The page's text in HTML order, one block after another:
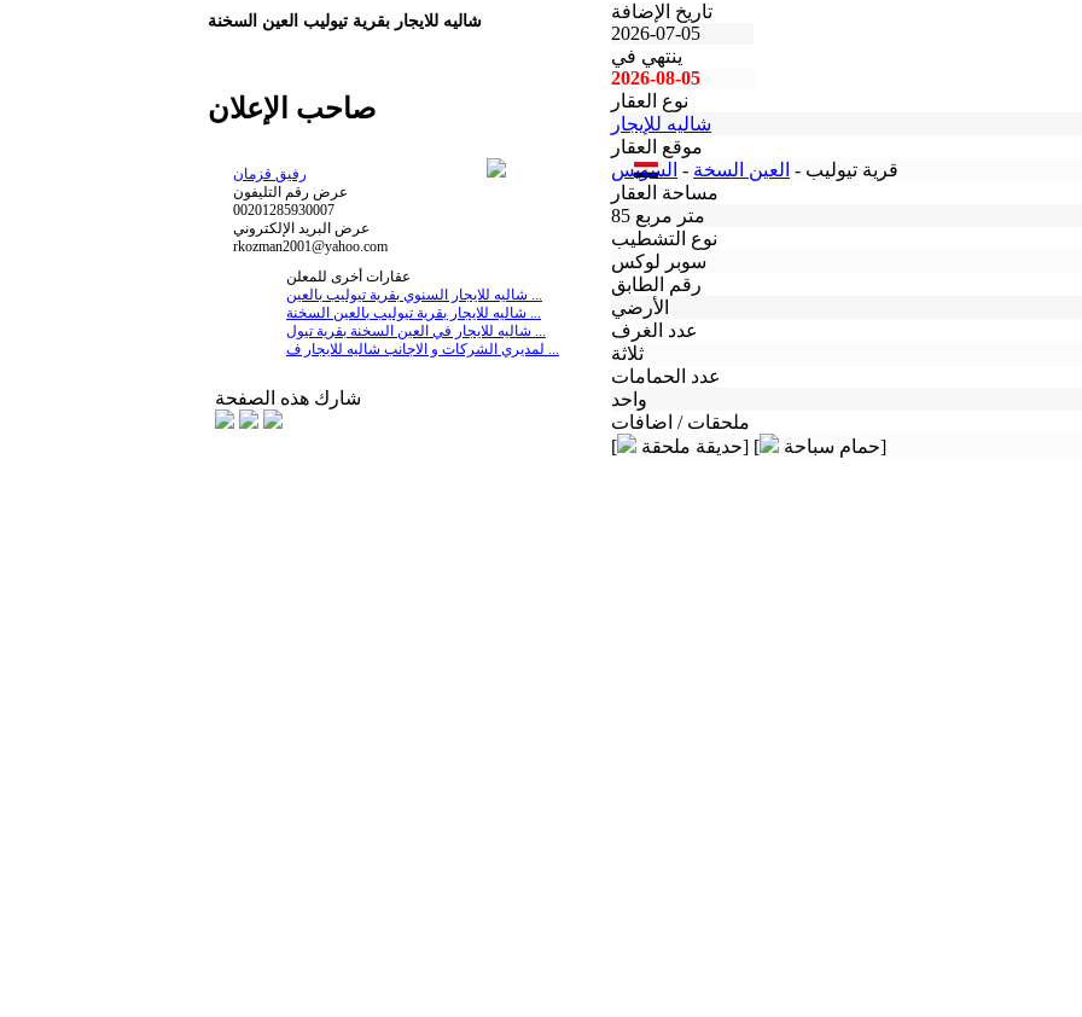
تاريخ الإضافة
2026-07-05
ينتهي في
2026-08-05
نوع العقار
شاليه للإيجار
موقع العقار
قرية تيوليب - العين السخة - السويس
مساحة العقار
85 متر مربع
نوع التشطيب
سوبر لوكس
رقم الطابق
الأرضي
عدد الغرف
ثلاثة
عدد الحمامات
واحد
ملحقات / اضافات
[
حديقة ملحقة] [ حمام سباحة]
شاليه للايجار بقرية تيوليب العين السخنة
صاحب الإعلان
رفيق قزمان
عرض رقم التليفون
00201285930007
عرض البريد الإلكتروني
rkozman2001@yahoo.com
عقارات أخرى للمعلن
شارك هذه الصفحة